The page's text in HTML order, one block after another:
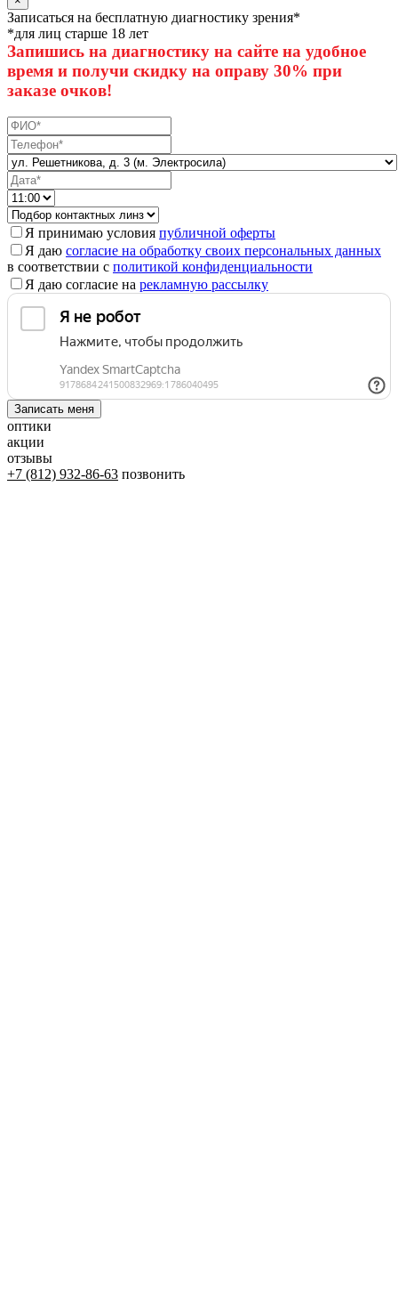
Записаться на бесплатную диагностику зрения*
*для лиц старше 18 лет
Запишись на диагностику на сайте на удобное
время и получи скидку на оправу 30% при
заказе очков!
Я принимаю условия публичной оферты
Я даю согласие на обработку своих персональных данных
в соответствии с политикой конфиденциальности
Я даю согласие на рекламную рассылку
оптики
акции
отзывы
+7 (812) 932-86-63 позвонить